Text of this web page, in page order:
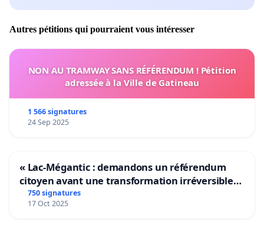
Autres pétitions qui pourraient vous intéresser
NON AU TRAMWAY SANS RÉFÉRENDUM ! Pétition
adressée à la Ville de Gatineau
1 566 signatures
24 Sep 2025
« Lac-Mégantic : demandons un référendum
citoyen avant une transformation irréversible
de notre territoire »
750 signatures
17 Oct 2025